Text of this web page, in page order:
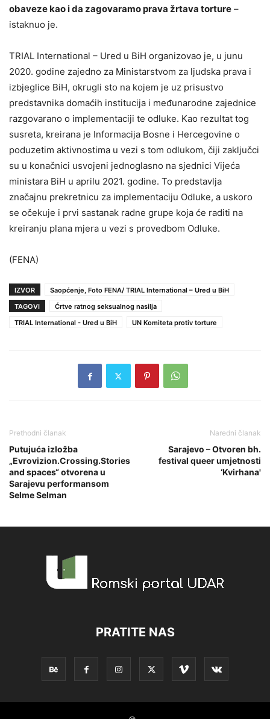
obaveze kao i da zagovaramo prava žrtava torture –
istaknuo je.
TRIAL International – Ured u BiH organizovao je, u junu
2020. godine zajedno za Ministarstvom za ljudska prava i
izbjeglice BiH, okrugli sto na kojem je uz prisustvo
predstavnika domaćih institucija i međunarodne zajednice
razgovarano o implementaciji te odluke. Kao rezultat tog
susreta, kreirana je Informacija Bosne i Hercegovine o
poduzetim aktivnostima u vezi s tom odlukom, čiji zaključci
su u konačnici usvojeni jednoglasno na sjednici Vijeća
ministara BiH u aprilu 2021. godine. To predstavlja
značajnu prekretnicu za implementaciju Odluke, a uskoro
se očekuje i prvi sastanak radne grupe koja će raditi na
kreiranju plana mjera u vezi s provedbom Odluke.
(FENA)
IZVOR
Saopćenje, Foto FENA/ TRIAL International – Ured u BiH
TAGOVI
Ćrtve ratnog seksualnog nasilja
TRIAL International - Ured u BiH
UN Komiteta protiv torture
Prethodni članak
Putujuća izložba
„Evrovizion.Crossing.Stories
and spaces“ otvorena u
Sarajevu performansom
Selme Selman
Naredni članak
Sarajevo – Otvoren bh.
festival queer umjetnosti
‘Kvirhana'
PRATITE NAS